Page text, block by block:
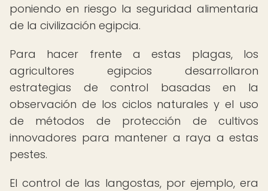
poniendo en riesgo la seguridad alimentaria
de la civilización egipcia.
Para hacer frente a estas plagas, los
agricultores egipcios desarrollaron
estrategias de control basadas en la
observación de los ciclos naturales y el uso
de métodos de protección de cultivos
innovadores para mantener a raya a estas
pestes.
El control de las langostas, por ejemplo, era